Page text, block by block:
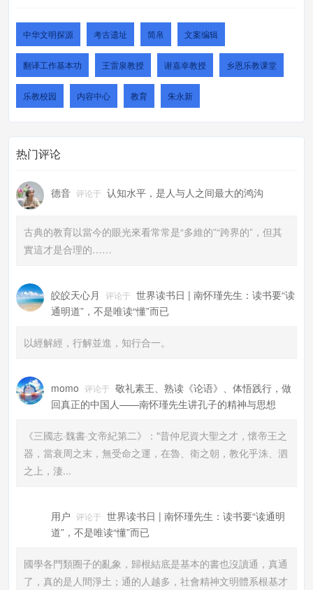
中华文明探源 考古遗址 简帛 文案编辑
翻译工作基本功 王雷泉教授 谢嘉幸教授 乡恩乐教课堂
乐教校园 内容中心 教育 朱永新
热门评论
德音 评论于 认知水平，是人与人之间最大的鸿沟
古典的教育以當今的眼光來看常常是“多維的”“跨界的”，但其
實這才是合理的……
皎皎天心月 评论于 世界读书日 | 南怀瑾先生：读书要“读
通明道”，不是唯读“懂”而已
以經解經，行解並進，知行合一。
momo 评论于 敬礼素王、熟读《论语》、体悟践行，做
回真正的中国人——南怀瑾先生讲孔子的精神与思想
《三國志·魏書·文帝紀第二》："昔仲尼資大聖之才，懷帝王之
器，當衰周之末，無受命之運，在魯、衛之朝，教化乎洙、泗
之上，淒...
用户 评论于 世界读书日 | 南怀瑾先生：读书要“读通明
道”，不是唯读“懂”而已
國學各門類圈子的亂象，歸根結底是基本的書也沒讀通，真通
了，真的是人間淨土；通的人越多，社會精神文明體系根基才